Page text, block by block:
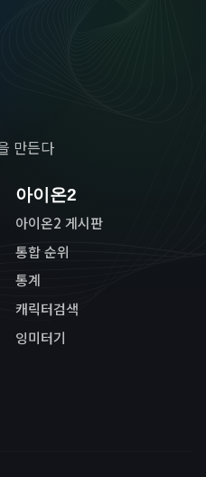
만든다
아이온2
아이온2 게시판
통합 순위
통계
캐릭터검색
잉미터기